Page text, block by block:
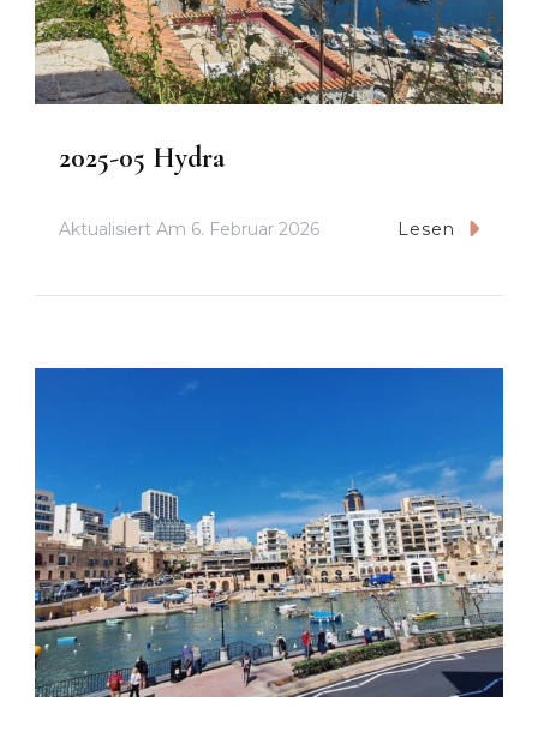
2025-05 Hydra
Aktualisiert Am 6. Februar 2026 Lesen